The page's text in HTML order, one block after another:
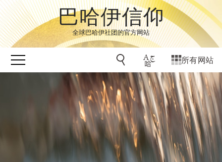
巴哈伊信仰
全球巴哈伊社团的官方网站
所有网站